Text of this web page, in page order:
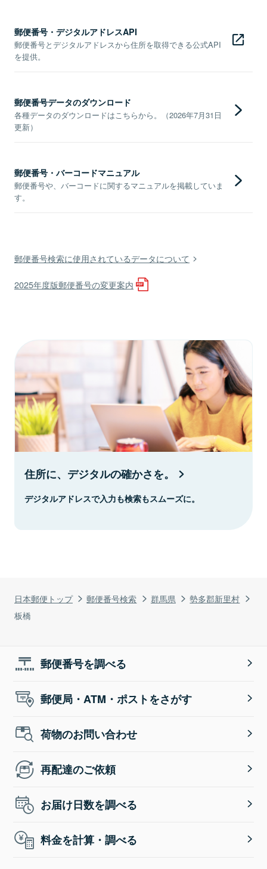
日本郵便トップ 郵便番号検索 群馬県
勢多郡新里村
板橋
郵便番号・デジタルアドレスAPI
郵便番号とデジタルアドレスから住所を取得できる公式API
を提供。
郵便番号データのダウンロード
各種データのダウンロードはこちらから。（2026年7月31日
更新）
郵便番号・バーコードマニュアル
郵便番号や、バーコードに関するマニュアルを掲載していま
す。
郵便番号検索に使用されているデータについて
2025年度版郵便番号の変更案内
住所に、デジタルの確かさを。
デジタルアドレスで入力も検索もスムーズに。
郵便番号を調べる
郵便局・ATM・ポストをさがす
荷物のお問い合わせ
再配達のご依頼
お届け日数を調べる
料金を計算・調べる